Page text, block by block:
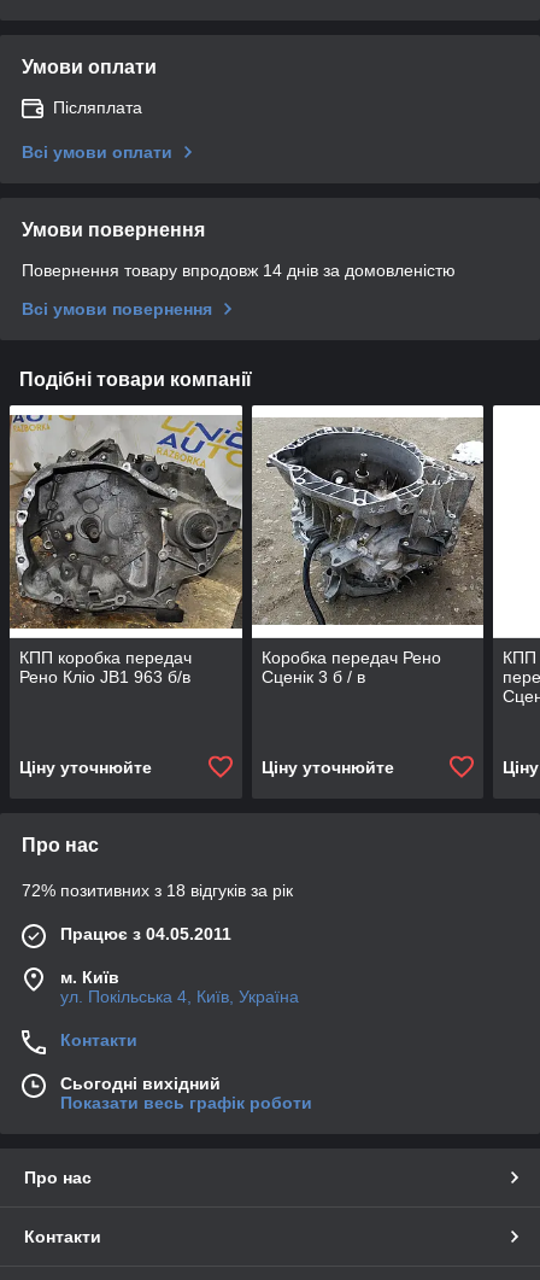
Умови оплати
Післяплата
Всі умови оплати
Умови повернення
Повернення товару впродовж 14 днів за домовленістю
Всі умови повернення
Подібні товари компанії
КПП коробка передач
Рено Кліо JB1 963 б/в
Ціну уточнюйте
Коробка передач Рено
Сценік 3 б / в
Ціну уточнюйте
КПП
Про нас
72% позитивних з 18 відгуків за рік
Працює з 04.05.2011
м. Київ
ул. Покільська 4, Київ, Україна
Контакти
Сьогодні вихідний
Показати весь графік роботи
Про нас
Контакти